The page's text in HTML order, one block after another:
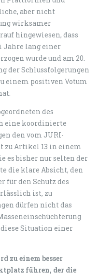
aber nicht
wirksamer
hingewiesen, dass
Jahre lang einer
wurde und am 20.
der Schlussfolgerungen
einem positiven Votum
des
eine koordinierte
den vom JURI-
zu Artikel 13 in einem
es bisher nur selten der
die klare Absicht, den
für den Schutz des
ist, zu
dürfen nicht das
diese Situation einer
zu einem besser
führen, der die